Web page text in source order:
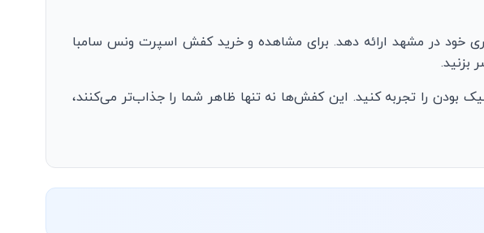
خود در مشهد ارائه دهد. برای مشاهده و خرید کفش اسپرت ونس سامبا
بزنید.
بودن را تجربه کنید. این کفش‌ها نه تنها ظاهر شما را جذاب‌تر می‌کنند،